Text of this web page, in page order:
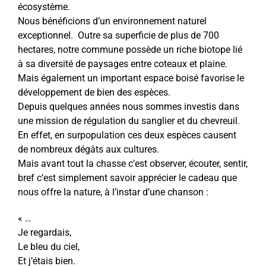
écosystème.
Nous bénéficions d’un environnement naturel
exceptionnel. Outre sa superficie de plus de 700
hectares, notre commune possède un riche biotope lié
à sa diversité de paysages entre coteaux et plaine.
Mais également un important espace boisé favorise le
développement de bien des espèces.
Depuis quelques années nous sommes investis dans
une mission de régulation du sanglier et du chevreuil.
En effet, en surpopulation ces deux espèces causent
de nombreux dégâts aux cultures.
Mais avant tout la chasse c’est observer, écouter, sentir,
bref c’est simplement savoir apprécier le cadeau que
nous offre la nature, à l’instar d’une chanson :
« …
Je regardais,
Le bleu du ciel,
Et j’étais bien.